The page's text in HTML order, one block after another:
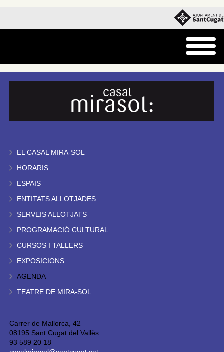
EL CASAL MIRA-SOL
HORARIS
ESPAIS
ENTITATS ALLOTJADES
SERVEIS ALLOTJATS
PROGRAMACIÓ CULTURAL
CURSOS I TALLERS
EXPOSICIONS
AGENDA
TEATRE DE MIRA-SOL
Carrer de Mallorca, 42
08195 Sant Cugat del Vallès
93 589 20 18